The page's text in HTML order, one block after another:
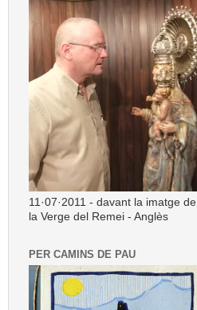
11·07·2011 - davant la imatge de
la Verge del Remei - Anglès
PER CAMINS DE PAU